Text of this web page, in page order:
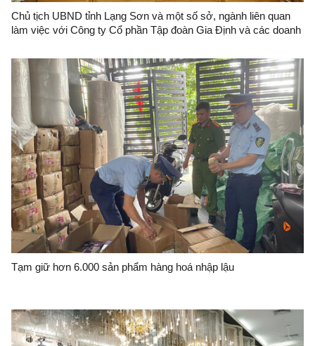
Chủ tịch UBND tỉnh Lạng Sơn và một số sở, ngành liên quan
làm việc với Công ty Cổ phần Tập đoàn Gia Định và các doanh
Tạm giữ hơn 6.000 sản phẩm hàng hoá nhập lậu